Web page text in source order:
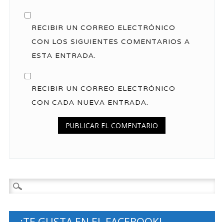
RECIBIR UN CORREO ELECTRÓNICO
CON LOS SIGUIENTES COMENTARIOS A
ESTA ENTRADA.
RECIBIR UN CORREO ELECTRÓNICO
CON CADA NUEVA ENTRADA.
Buscar: